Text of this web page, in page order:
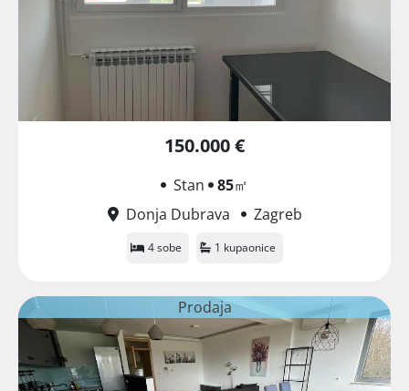
150.000 €
Stan 85㎡
Donja Dubrava
Zagreb
4 sobe 1 kupaonice
Prodaja